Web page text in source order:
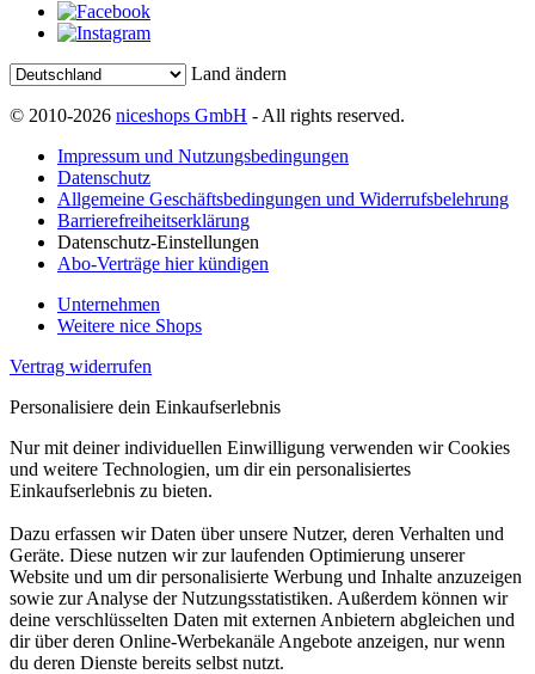
Land ändern
© 2010-2026 niceshops GmbH - All rights reserved.
Impressum und Nutzungsbedingungen
Datenschutz
Allgemeine Geschäftsbedingungen und Widerrufsbelehrung
Barrierefreiheitserklärung
Datenschutz-Einstellungen
Abo-Verträge hier kündigen
Unternehmen
Weitere nice Shops
Vertrag widerrufen
Personalisiere dein Einkaufserlebnis
Nur mit deiner individuellen Einwilligung verwenden wir Cookies
und weitere Technologien, um dir ein personalisiertes
Einkaufserlebnis zu bieten.
Dazu erfassen wir Daten über unsere Nutzer, deren Verhalten und
Geräte. Diese nutzen wir zur laufenden Optimierung unserer
Website und um dir personalisierte Werbung und Inhalte anzuzeigen
sowie zur Analyse der Nutzungsstatistiken. Außerdem können wir
deine verschlüsselten Daten mit externen Anbietern abgleichen und
dir über deren Online-Werbekanäle Angebote anzeigen, nur wenn
du deren Dienste bereits selbst nutzt.